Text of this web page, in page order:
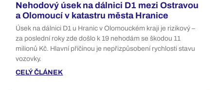
Nehodový úsek na dálnici D1 mezi Ostravou
a Olomoucí v katastru města Hranice
Úsek na dálnici D1 u Hranic v Olomouckém kraji je rizikový –
za poslední roky zde došlo k 19 nehodám se škodou 11
milionů Kč. Hlavní příčinou je nepřizpůsobení rychlosti stavu
vozovky.
CELÝ ČLÁNEK